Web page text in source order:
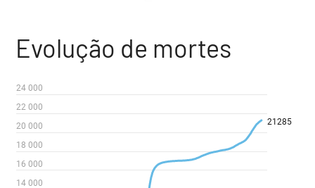
Evolução de mortes